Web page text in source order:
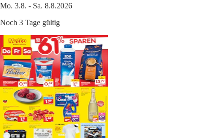
Mo. 3.8. - Sa. 8.8.2026
Noch 3 Tage gültig